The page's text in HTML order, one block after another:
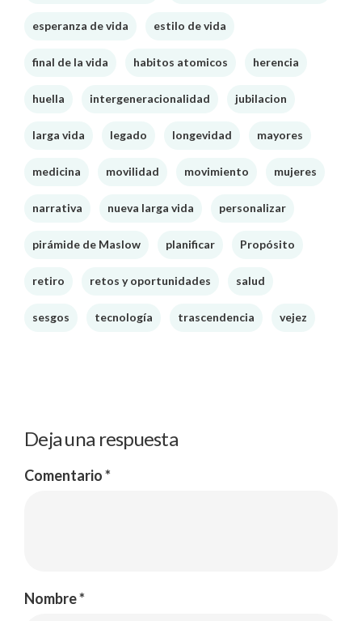
esperanza de vida estilo de vida
final de la vida habitos atomicos herencia
huella intergeneracionalidad jubilacion
larga vida legado longevidad mayores
medicina movilidad movimiento mujeres
narrativa nueva larga vida personalizar
pirámide de Maslow planificar Propósito
retiro retos y oportunidades salud
sesgos tecnología trascendencia vejez
Deja una respuesta
Comentario*
Nombre*